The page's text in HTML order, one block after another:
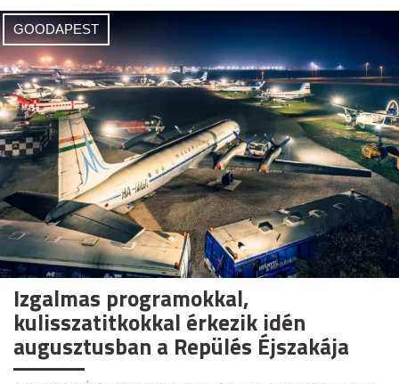
GOODAPEST
Izgalmas programokkal,
kulisszatitkokkal érkezik idén
augusztusban a Repülés Éjszakája